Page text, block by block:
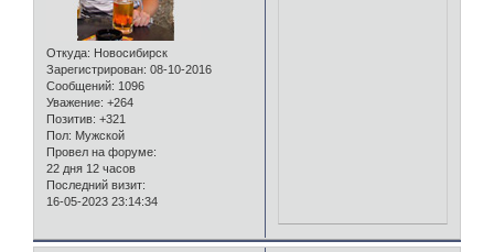
Откуда: Новосибирск
Зарегистрирован: 08-10-2016
Сообщений: 1096
Уважение: +264
Позитив: +321
Пол: Мужской
Провел на форуме:
22 дня 12 часов
Последний визит:
16-05-2023 23:14:34